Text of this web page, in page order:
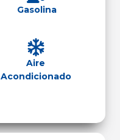
Gasolina
Aire
Acondicionado